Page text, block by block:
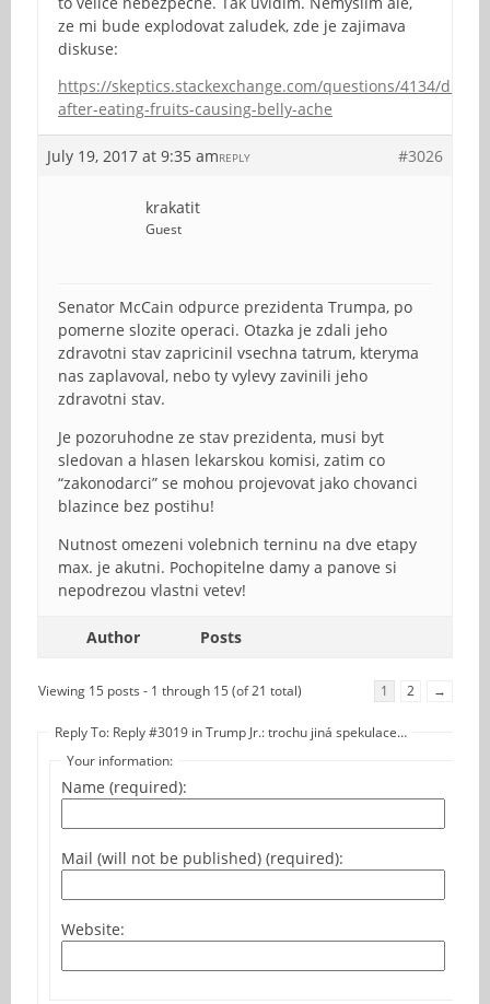
ze mi bude explodovat zaludek, zde je zajimava
diskuse:
https://skeptics.stackexchange.com/questions/4134/
after-eating-fruits-causing-belly-ache
July 19, 2017 at 9:35 am #3026
REPLY
krakatit
Guest
Senator McCain odpurce prezidenta Trumpa, po
pomerne slozite operaci. Otazka je zdali jeho
zdravotni stav zapricinil vsechna tatrum, kteryma
nas zaplavoval, nebo ty vylevy zavinili jeho
zdravotni stav.
Je pozoruhodne ze stav prezidenta, musi byt
sledovan a hlasen lekarskou komisi, zatim co
“zakonodarci” se mohou projevovat jako chovanci
blazince bez postihu!
Nutnost omezeni volebnich terninu na dve etapy
max. je akutni. Pochopitelne damy a panove si
nepodrezou vlastni vetev!
Author Posts
Viewing 15 posts - 1 through 15 (of 21 total) 1 2 →
Reply To: Reply #3019 in Trump Jr.: trochu jiná spekulace…
Your information:
Name (required):
Mail (will not be published) (required):
Website: